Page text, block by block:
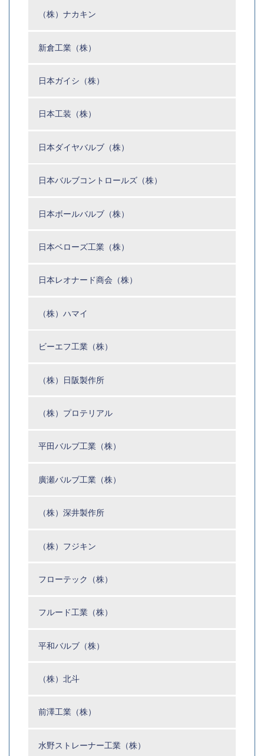
（株）ナカキン
新倉工業（株）
日本ガイシ（株）
日本工装（株）
日本ダイヤバルブ（株）
日本バルブコントロールズ（株）
日本ボールバルブ（株）
日本ベローズ工業（株）
日本レオナード商会（株）
（株）ハマイ
ビーエフ工業（株）
（株）日阪製作所
（株）プロテリアル
平田バルブ工業（株）
廣瀬バルブ工業（株）
（株）深井製作所
（株）フジキン
フローテック（株）
フルード工業（株）
平和バルブ（株）
（株）北斗
前澤工業（株）
水野ストレーナー工業（株）